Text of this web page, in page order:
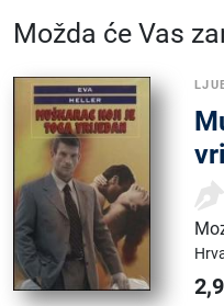
Možda će Vas